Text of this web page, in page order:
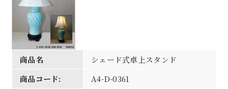
商品名
シェード式卓上スタンド
商品コード:
A4-D-0361